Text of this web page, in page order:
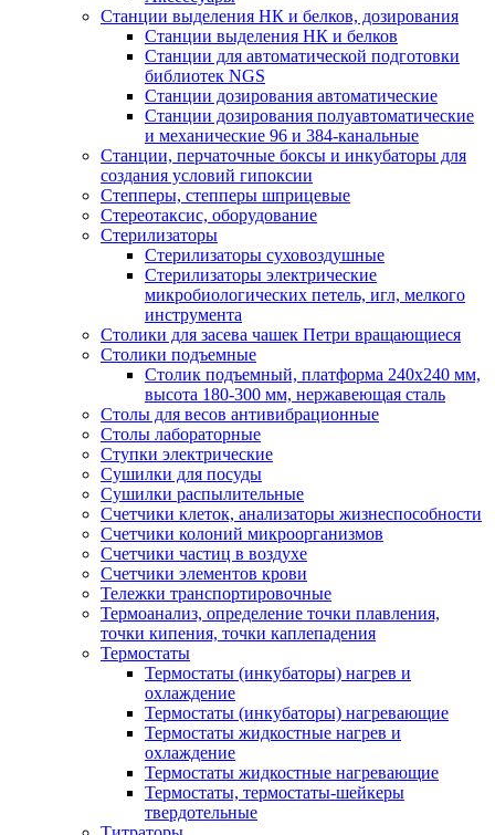
Станции выделения НК и белков, дозирования
Станции выделения НК и белков
Станции для автоматической подготовки
библиотек NGS
Станции дозирования автоматические
Станции дозирования полуавтоматические
и механические 96 и 384-канальные
Станции, перчаточные боксы и инкубаторы для
создания условий гипоксии
Степперы, степперы шприцевые
Стереотаксис, оборудование
Стерилизаторы
Стерилизаторы суховоздушные
Стерилизаторы электрические
микробиологических петель, игл, мелкого
инструмента
Столики для засева чашек Петри вращающиеся
Столики подъемные
Столик подъемный, платформа 240х240 мм,
высота 180-300 мм, нержавеющая сталь
Столы для весов антивибрационные
Столы лабораторные
Ступки электрические
Сушилки для посуды
Сушилки распылительные
Счетчики клеток, анализаторы жизнеспособности
Счетчики колоний микроорганизмов
Счетчики частиц в воздухе
Счетчики элементов крови
Тележки транспортировочные
Термоанализ, определение точки плавления,
точки кипения, точки каплепадения
Термостаты
Термостаты (инкубаторы) нагрев и
охлаждение
Термостаты (инкубаторы) нагревающие
Термостаты жидкостные нагрев и
охлаждение
Термостаты жидкостные нагревающие
Термостаты, термостаты-шейкеры
твердотельные